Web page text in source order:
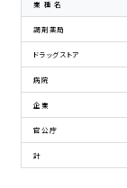
業 種 名
調剤薬局
ドラッグストア
病院
企業
官公庁
計